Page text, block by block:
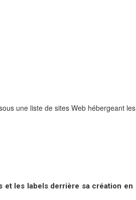
une liste de sites Web hébergeant les
et les labels derrière sa création en